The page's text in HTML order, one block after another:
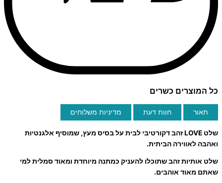
כל המוצרים כשרים
תאור חוות דעת מדיניות משלוחים
שלט LOVE זהב דקורטיבי לבית על בסיס מעץ, שמוסיף אלגנטיות
ואהבה לאווירה הביתית.
שלט אותיות זהב שתוכלו להעניק כמתנה מיוחדת ומאוד סמלית למי
שאתם מאוד אוהבים.